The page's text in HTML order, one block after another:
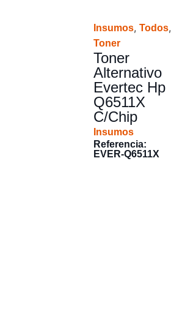
Insumos, Todos,
Toner
Toner
Alternativo
Evertec Hp
Q6511X
C/Chip
Insumos
Referencia:
EVER-Q6511X